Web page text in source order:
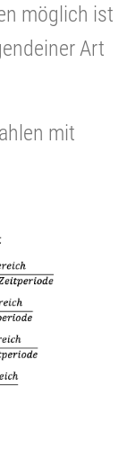
möglich ist
Art
mit